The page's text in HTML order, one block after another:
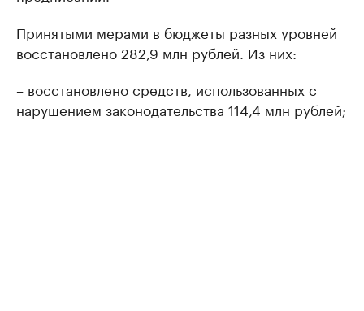
Принятыми мерами в бюджеты разных уровней
восстановлено 282,9 млн рублей. Из них:
– восстановлено средств, использованных с
нарушением законодательства 114,4 млн рублей;